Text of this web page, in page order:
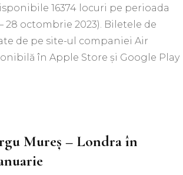
16374 locuri pe perioada
28 octombrie 2023). Biletele de
de pe site-ul companiei Air
în Apple Store și Google Play
Mureș – Londra în